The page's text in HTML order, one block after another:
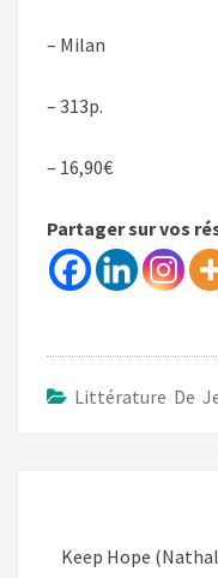
– Milan
– 313p.
– 16,90€
Partager sur vos
Littérature De
Keep Hope